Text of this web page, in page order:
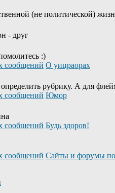
(не политической)
- друг
:)
О уицраорах
рубрику. А для
Юмор
Будь здоров!
Сайты и форумы по